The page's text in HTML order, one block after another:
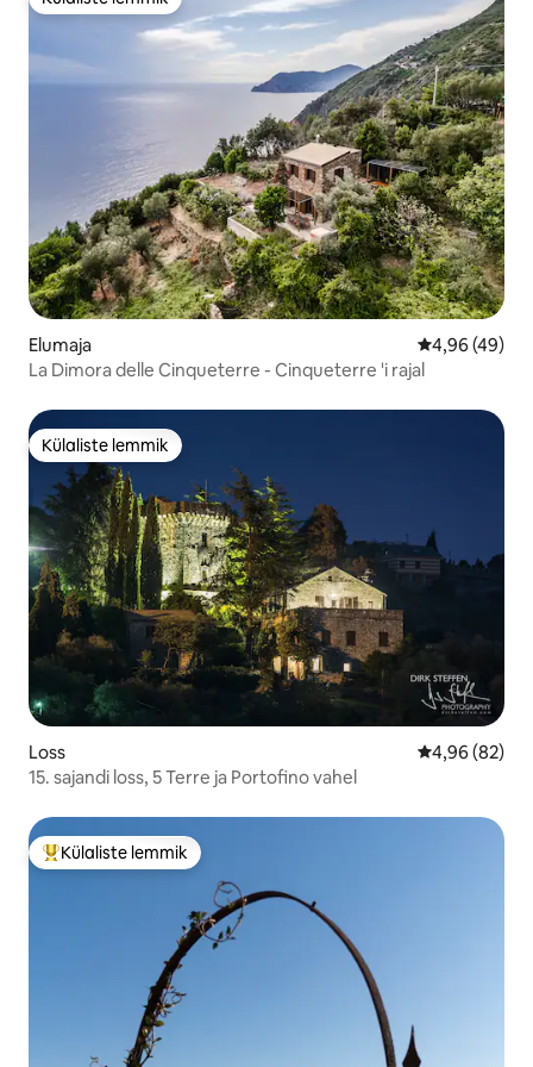
Külaliste lemmik
Elumaja Keskmine
4,96 (49)
La Dimora delle Cinqueterre - Cinqueterre 'i rajal
Külaliste lemmik
Külaliste lemmik
Loss Keskmine
4,96 (82)
15. sajandi loss, 5 Terre ja Portofino vahel
Külaliste suur lemmik
Külaliste lemmik